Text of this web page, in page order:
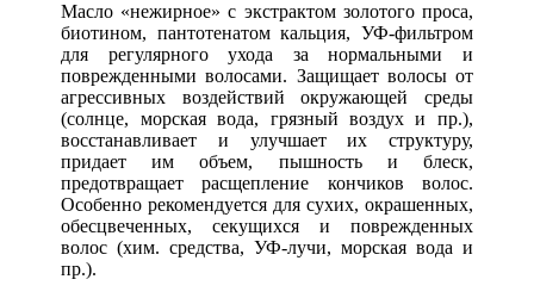
Масло «нежирное» с экстрактом золотого проса,
биотином, пантотенатом кальция, УФ-фильтром
для регулярного ухода за нормальными и
поврежденными волосами. Защищает волосы от
агрессивных воздействий окружающей среды
(солнце, морская вода, грязный воздух и пр.),
восстанавливает и улучшает их структуру,
придает им объем, пышность и блеск,
предотвращает расщепление кончиков волос.
Особенно рекомендуется для сухих, окрашенных,
обесцвеченных, секущихся и поврежденных
волос (хим. средства, УФ-лучи, морская вода и
пр.).